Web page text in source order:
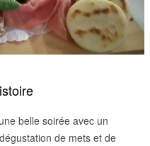
belle soirée avec un
de mets et de